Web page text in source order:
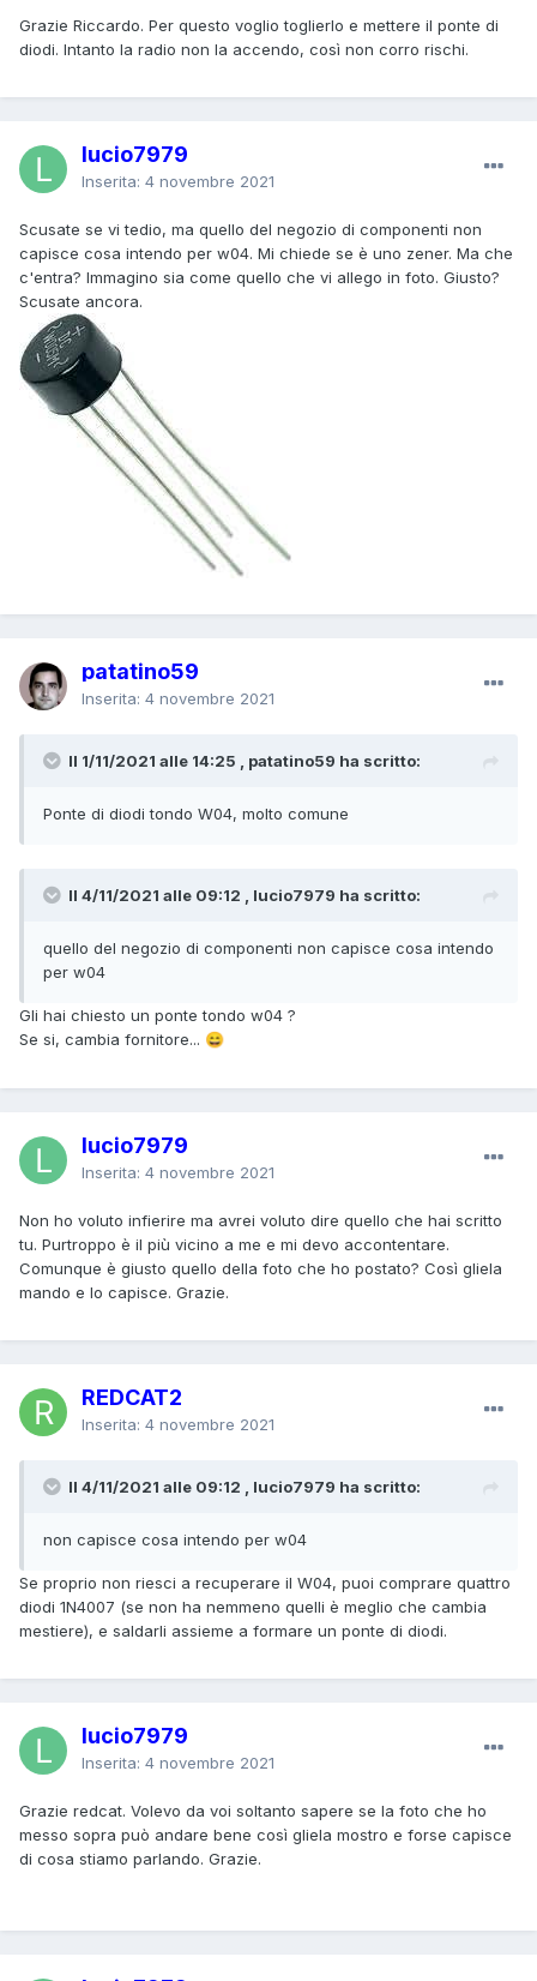
Grazie Riccardo. Per questo voglio toglierlo e mettere il ponte di
diodi. Intanto la radio non la accendo, così non corro rischi.
lucio7979
Inserita: 4 novembre 2021
Scusate se vi tedio, ma quello del negozio di componenti non
capisce cosa intendo per w04. Mi chiede se è uno zener. Ma che
c'entra? Immagino sia come quello che vi allego in foto. Giusto?
Scusate ancora.
patatino59
Inserita: 4 novembre 2021
Il 1/11/2021 alle 14:25 , patatino59 ha scritto:
Ponte di diodi tondo W04, molto comune
Il 4/11/2021 alle 09:12 , lucio7979 ha scritto:
quello del negozio di componenti non capisce cosa intendo
per w04
Gli hai chiesto un ponte tondo w04 ?
Se si, cambia fornitore... 😄
lucio7979
Inserita: 4 novembre 2021
Non ho voluto infierire ma avrei voluto dire quello che hai scritto
tu. Purtroppo è il più vicino a me e mi devo accontentare.
Comunque è giusto quello della foto che ho postato? Così gliela
mando e lo capisce. Grazie.
REDCAT2
Inserita: 4 novembre 2021
Il 4/11/2021 alle 09:12 , lucio7979 ha scritto:
non capisce cosa intendo per w04
Se proprio non riesci a recuperare il W04, puoi comprare quattro
diodi 1N4007 (se non ha nemmeno quelli è meglio che cambia
mestiere), e saldarli assieme a formare un ponte di diodi.
lucio7979
Inserita: 4 novembre 2021
Grazie redcat. Volevo da voi soltanto sapere se la foto che ho
messo sopra può andare bene così gliela mostro e forse capisce
di cosa stiamo parlando. Grazie.